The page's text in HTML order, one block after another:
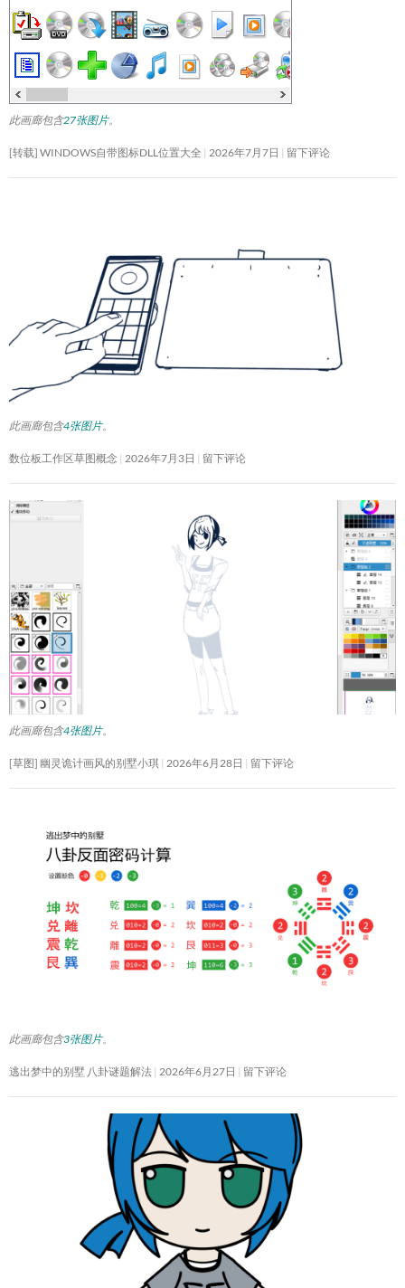
此画廊包含27张图片。
[转载] WINDOWS自带图标DLL位置大全 2026年7月7日 留下评论
此画廊包含4张图片。
数位板工作区草图概念 2026年7月3日 留下评论
此画廊包含4张图片。
[草图] 幽灵诡计画风的别墅小琪 2026年6月28日 留下评论
此画廊包含3张图片。
逃出梦中的别墅 八卦谜题解法 2026年6月27日 留下评论